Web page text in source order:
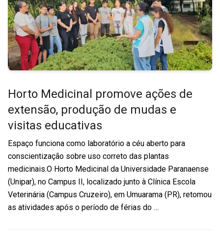
Horto Medicinal promove ações de
extensão, produção de mudas e
visitas educativas
Espaço funciona como laboratório a céu aberto para
conscientização sobre uso correto das plantas
medicinais.O Horto Medicinal da Universidade Paranaense
(Unipar), no Campus II, localizado junto à Clínica Escola
Veterinária (Campus Cruzeiro), em Umuarama (PR), retomou
as atividades após o período de férias do …